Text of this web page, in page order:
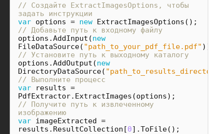
// Создайте ExtractImagesOptions, чтобы
задать инструкции
var options = new ExtractImagesOptions ();
// Добавьте путь к входному файлу
options .AddInput (new
FileDataSource( "path_to_your_pdf_file.pdf" ));
// Установите путь к выходному каталогу
options .AddOutput (new
DirectoryDataSource(
// Выполните процесс
var
results =
PdfExtractor. ExtractImages (options);
// Получите путь к извлеченному
изображению
var imageExtracted =
results . ResultCollection [0].ToFile();